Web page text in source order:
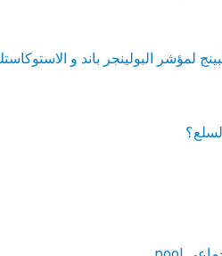
لمؤشر البولينجر باند و